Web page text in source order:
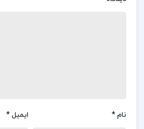
نگاهی انتقادی، روندهای سیاسی را
نام * ایمیل *